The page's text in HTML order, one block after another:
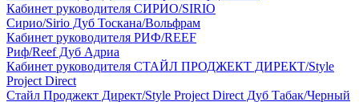
Кабинет руководителя СИРИО/SIRIO
Сирио/Sirio Дуб Тоскана/Вольфрам
Кабинет руководителя РИФ/REEF
Риф/Reef Дуб Адриа
Кабинет руководителя СТАЙЛ ПРОДЖЕКТ ДИРЕКТ/Style
Project Direct
Стайл Проджект Директ/Style Project Direct Дуб Табак/Черный